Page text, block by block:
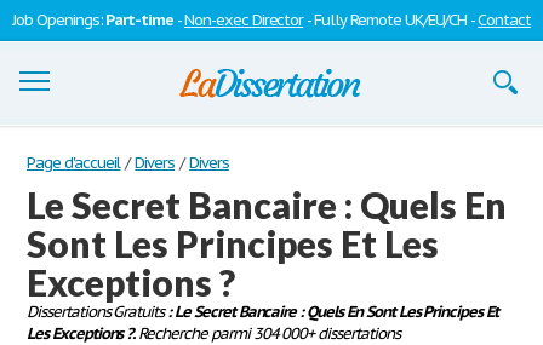
Job Openings:Part-time -Non-exec Director- Fully Remote UK/EU/CH -Contact
Dissertations
S'inscrire
Se connecter
Contactez-nous
Page d'accueil / Divers / Divers
Le Secret Bancaire : Quels En
Sont Les Principes Et Les
Exceptions ?
Dissertations Gratuits: Le Secret Bancaire : Quels En Sont Les Principes Et
Les Exceptions ?.Recherche parmi 304 000+ dissertations